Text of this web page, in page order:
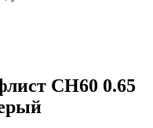
СН60 0.65